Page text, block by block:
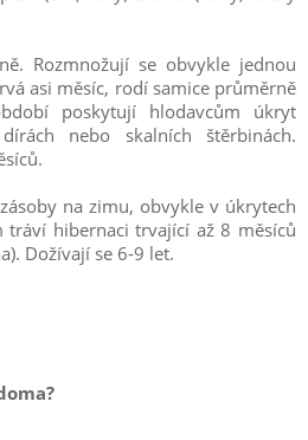
Rozmnožují se obvykle jednou
asi měsíc, rodí samice průměrně
poskytují hlodavcům úkryt
nebo skalních štěrbinách.
na zimu, obvykle v úkrytech
tráví hibernaci trvající až 8 měsíců
Dožívají se 6-9 let.